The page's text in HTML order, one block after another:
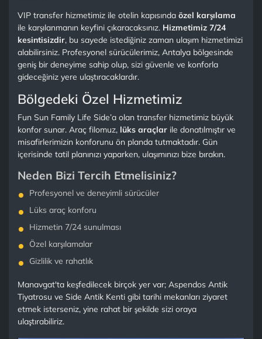
VIP transfer hizmetimiz ile otelin kapısındaözel karşılama
ile karşılanmanın keyfini çıkaracaksınız. Hizmetimiz 7/24
kesintisizdir, bu sayede istediğiniz zaman ulaşım hizmetimizi
alabilirsiniz. Profesyonel sürücülerimiz, Antalya bölgesinde
geniş bir deneyime sahip olup, sizi güvenle ve konforla
gideceğiniz yere ulaştıracaklardır.
Bölgedeki Özel Hizmetimiz
Fun Sun Family Life Side’a olan transfer hizmetimiz büyük
konfor sunar. Araç filomuz, lüks araçlar ile donatılmıştır ve
misafirlerimizin konforunu ön planda tutmaktadır. Gün
içerisinde tatil planınızı yaparken, ulaşımınızı bize bırakın.
Neden Bizi Tercih Etmelisiniz?
Profesyonel ve deneyimli sürücüler
Lüks araç konforu
Hizmetin 7/24 sunulması
Özel karşılamalar
Gizlilik ve rahatlık
Manavgat'ta keşfedilecek birçok yer var; Aspendos Antik
Tiyatrosu ve Side Antik Kenti gibi tarihi mekanları ziyaret
etmek isterseniz, yine rahat bir şekilde sizi oraya
ulaştırabiliriz.